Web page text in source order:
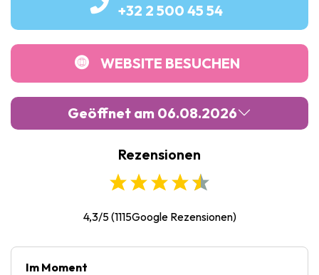
+32 2 500 45 54
WEBSITE BESUCHEN
Geöffnet am 06.08.2026
Geschlossen
09:30-17:00
Freitag :09:30
Rezensionen
4,3/5(1115Google Rezensionen)
Im Moment